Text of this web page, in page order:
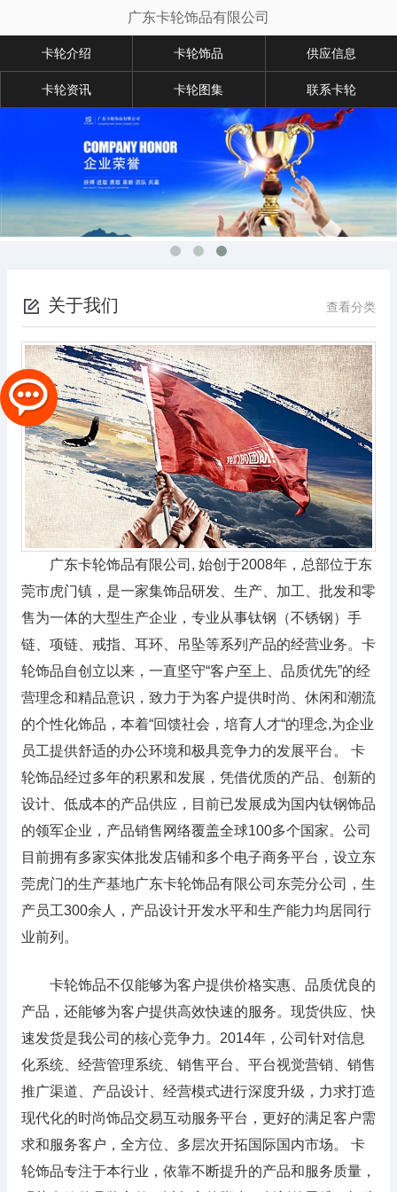
广东卡轮饰品有限公司
卡轮介绍 卡轮饰品 供应信息
卡轮资讯 卡轮图集 联系卡轮
关于我们 查看分类
广东卡轮饰品有限公司, 始创于2008年，总部位于东
莞市虎门镇，是一家集饰品研发、生产、加工、批发和零
售为一体的大型生产企业，专业从事钛钢（不锈钢）手
链、项链、戒指、耳环、吊坠等系列产品的经营业务。卡
轮饰品自创立以来，一直坚守“客户至上、品质优先”的经
营理念和精品意识，致力于为客户提供时尚、休闲和潮流
的个性化饰品，本着“回馈社会，培育人才“的理念,为企业
员工提供舒适的办公环境和极具竞争力的发展平台。 卡
轮饰品经过多年的积累和发展，凭借优质的产品、创新的
设计、低成本的产品供应，目前已发展成为国内钛钢饰品
的领军企业，产品销售网络覆盖全球100多个国家。公司
目前拥有多家实体批发店铺和多个电子商务平台，设立东
莞虎门的生产基地广东卡轮饰品有限公司东莞分公司，生
产员工300余人，产品设计开发水平和生产能力均居同行
业前列。
卡轮饰品不仅能够为客户提供价格实惠、品质优良的
产品，还能够为客户提供高效快速的服务。现货供应、快
速发货是我公司的核心竞争力。2014年，公司针对信息
化系统、经营管理系统、销售平台、平台视觉营销、销售
推广渠道、产品设计、经营模式进行深度升级，力求打造
现代化的时尚饰品交易互动服务平台，更好的满足客户需
求和服务客户，全方位、多层次开拓国际国内市场。 卡
轮饰品专注于本行业，依靠不断提升的产品和服务质量，